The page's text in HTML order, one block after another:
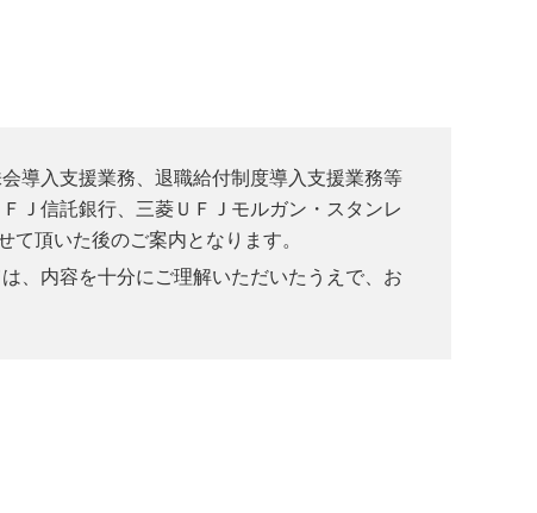
導入支援業務、退職給付制度導入支援業務等
Ｊ信託銀行、三菱ＵＦＪモルガン・スタンレ
頂いた後のご案内となります。
、内容を十分にご理解いただいたうえで、お